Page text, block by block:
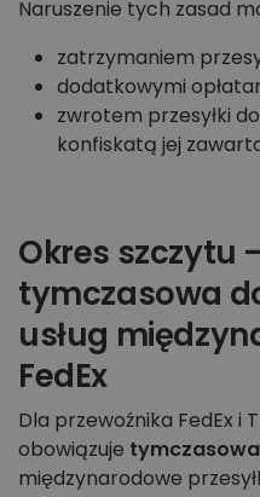
Naruszenie tych zasad
zatrzymaniem
dodatkowymi
zwrotem przesyłki
konfiskatą jej
Okres szczytu
tymczasowa
usług
FedEx
Dla przewoźnika FedEx i
obowiązuje
międzynarodowe